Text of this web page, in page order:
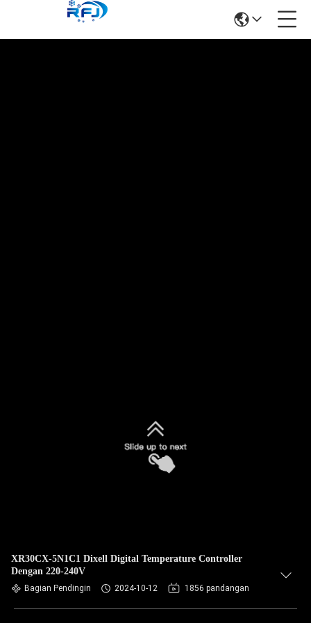
XR30CX-5N1C1 Dixell Digital Temperature Controller
Dengan 220-240V
Bagian Pendingin 2024-10-12 1856 pandangan